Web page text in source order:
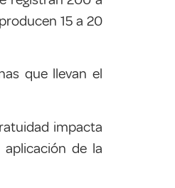
15 a 20
que llevan el
impacta
de la